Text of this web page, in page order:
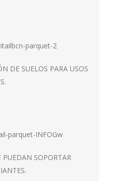
DE SUELOS PARA USOS
PUEDAN SOPORTAR